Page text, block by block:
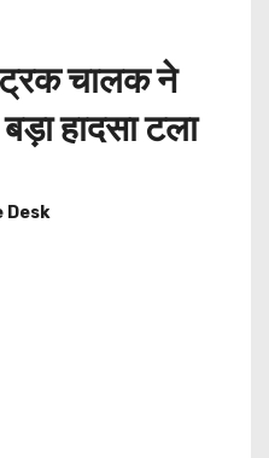
चालक ने
हादसा टला
Desk